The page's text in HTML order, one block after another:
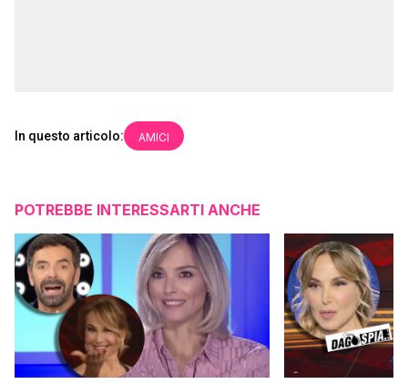
In questo articolo: AMICI
POTREBBE INTERESSARTI ANCHE